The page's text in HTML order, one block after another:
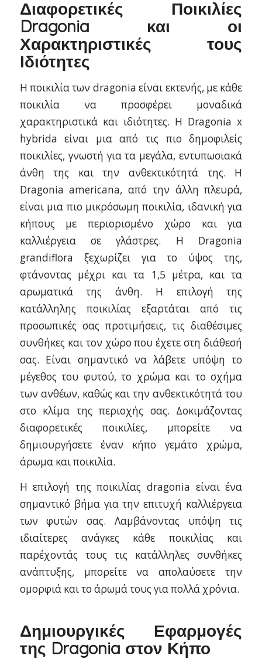
Διαφορετικές Ποικιλίες
Dragonia και οι
Χαρακτηριστικές τους
Ιδιότητες
Η ποικιλία των dragonia είναι εκτενής, με κάθε
ποικιλία να προσφέρει μοναδικά
χαρακτηριστικά και ιδιότητες. Η Dragonia x
hybrida είναι μια από τις πιο δημοφιλείς
ποικιλίες, γνωστή για τα μεγάλα, εντυπωσιακά
άνθη της και την ανθεκτικότητά της. Η
Dragonia americana, από την άλλη πλευρά,
είναι μια πιο μικρόσωμη ποικιλία, ιδανική για
κήπους με περιορισμένο χώρο και για
καλλιέργεια σε γλάστρες. Η Dragonia
grandiflora ξεχωρίζει για το ύψος της,
φτάνοντας μέχρι και τα 1,5 μέτρα, και τα
αρωματικά της άνθη. Η επιλογή της
κατάλληλης ποικιλίας εξαρτάται από τις
προσωπικές σας προτιμήσεις, τις διαθέσιμες
συνθήκες και τον χώρο που έχετε στη διάθεσή
σας. Είναι σημαντικό να λάβετε υπόψη το
μέγεθος του φυτού, το χρώμα και το σχήμα
των ανθέων, καθώς και την ανθεκτικότητά του
στο κλίμα της περιοχής σας. Δοκιμάζοντας
διαφορετικές ποικιλίες, μπορείτε να
δημιουργήσετε έναν κήπο γεμάτο χρώμα,
άρωμα και ποικιλία.
Η επιλογή της ποικιλίας dragonia είναι ένα
σημαντικό βήμα για την επιτυχή καλλιέργεια
των φυτών σας. Λαμβάνοντας υπόψη τις
ιδιαίτερες ανάγκες κάθε ποικιλίας και
παρέχοντάς τους τις κατάλληλες συνθήκες
ανάπτυξης, μπορείτε να απολαύσετε την
ομορφιά και το άρωμά τους για πολλά χρόνια.
Δημιουργικές Εφαρμογές
της Dragonia στον Κήπο